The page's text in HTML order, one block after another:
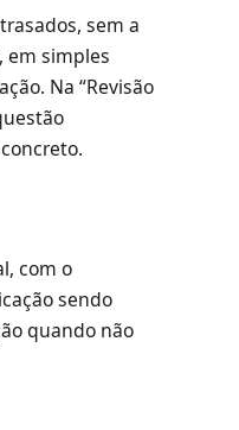
sem a
em simples
Na “Revisão
com o
sendo
quando não